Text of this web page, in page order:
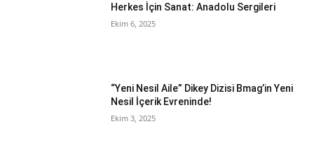
Herkes İçin Sanat: Anadolu Sergileri
Ekim 6, 2025
“Yeni Nesil Aile” Dikey Dizisi Bmag’in Yeni
Nesil İçerik Evreninde!
Ekim 3, 2025